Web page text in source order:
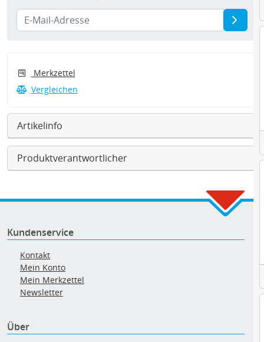
Merkzettel
Vergleichen
Artikelinfo
Produktverantwortlicher
Kundenservice
Kontakt
Mein Konto
Mein Merkzettel
Newsletter
Über